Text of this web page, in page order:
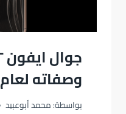
وصفاته لعام 2021
بواسطة:محمد أبوعبيد